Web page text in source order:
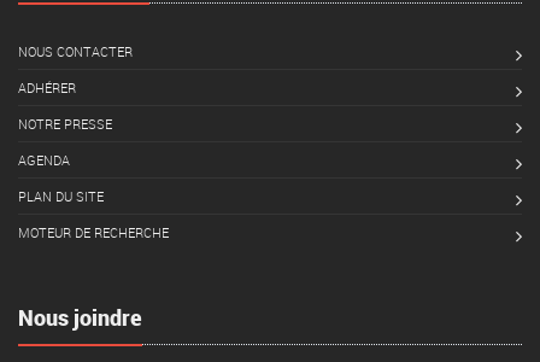
NOUS CONTACTER
ADHÉRER
NOTRE PRESSE
AGENDA
PLAN DU SITE
MOTEUR DE RECHERCHE
Nous joindre